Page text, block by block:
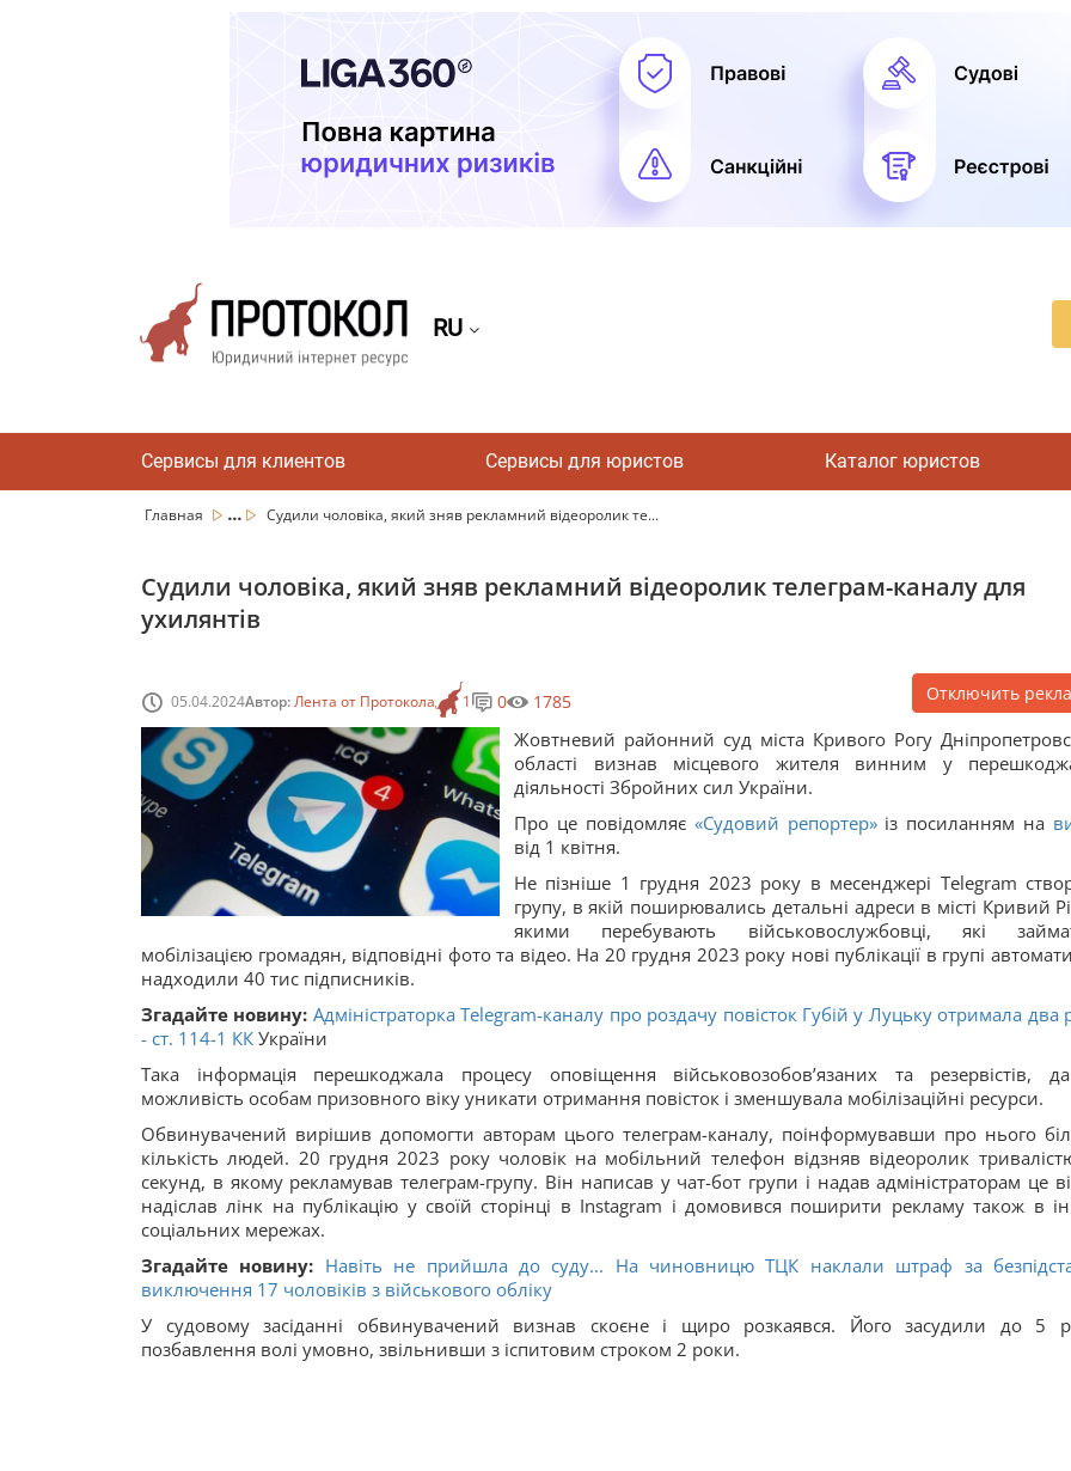
RU
Сервисы для клиентов Сервисы для юристов Каталог юристов
Главная ... Судили чоловіка, який зняв рекламний відеоролик те...
Судили чоловіка, який зняв рекламний відеоролик телеграм-каналу для
ухилянтів
05.04.2024Автор:Лента от Протокола 1 0 1785 Отключить
Жовтневий районний суд міста Кривого Рогу
області визнав місцевого жителя винним у
діяльності Збройних сил України.
Про це повідомляє «Судовий репортер»із посиланням на
від 1 квітня.
Не пізніше 1 грудня 2023 року в месенджері Telegram
групу, в якій поширювались детальні адреси в місті Кривий
якими перебувають військовослужбовці, які
мобілізацією громадян, відповідні фото та відео. На 20 грудня 2023 року нові публікації в групі
надходили 40 тис підписників.
Згадайте новину: Адміністраторка Telegram-каналу про роздачу повісток Губій у Луцьку отримала два
- ст. 114-1 КК України
Така інформація перешкоджала процесу оповіщення військовозобовʼязаних та резервістів,
можливість особам призовного віку уникати отримання повісток і зменшувала мобілізаційні ресурси.
Обвинувачений вирішив допомогти авторам цього телеграм-каналу, поінформувавши про нього
кількість людей. 20 грудня 2023 року чоловік на мобільний телефон відзняв відеоролик
секунд, в якому рекламував телеграм-групу. Він написав у чат-бот групи і надав адміністраторам це
надіслав лінк на публікацію у своїй сторінці в Іnstagram і домовився поширити рекламу також в
соціальних мережах.
Згадайте новину: Навіть не прийшла до суду... На чиновницю ТЦК наклали штраф за
виключення 17 чоловіків з військового обліку
У судовому засіданні обвинувачений визнав скоєне і щиро розкаявся. Його засудили до 5
позбавлення волі умовно, звільнивши з іспитовим строком 2 роки.